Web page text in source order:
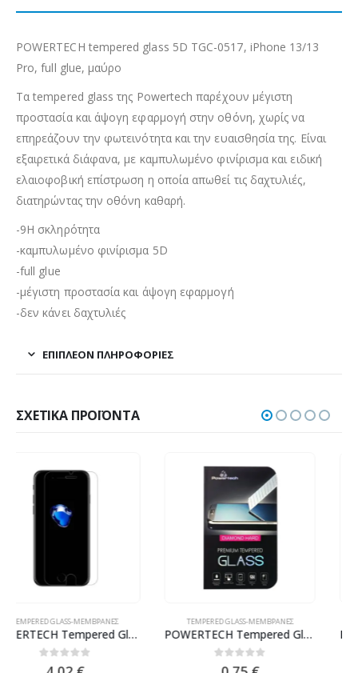
POWERTECH tempered glass 5D TGC-0517, iPhone 13/13
Pro, full glue, μαύρο
Τα tempered glass της Powertech παρέχουν μέγιστη
προστασία και άψογη εφαρμογή στην οθόνη, χωρίς να
επηρεάζουν την φωτεινότητα και την ευαισθησία της. Είναι
εξαιρετικά διάφανα, με καμπυλωμένο φινίρισμα και ειδική
ελαιοφοβική επίστρωση η οποία απωθεί τις δαχτυλιές,
διατηρώντας την οθόνη καθαρή.
-9H σκληρότητα
-καμπυλωμένο φινίρισμα 5D
-full glue
-μέγιστη προστασία και άψογη εφαρμογή
-δεν κάνει δαχτυλιές
ΕΠΙΠΛΈΟΝ ΠΛΗΡΟΦΟΡΊΕΣ
ΣΧΕΤΙΚΆ ΠΡΟΪΌΝΤΑ
TEMPERED GLASS-ΜΕΜΒΡΆΝΕΣ
0 out of 5
TEMPERED GLASS-ΜΕΜΒΡΆΝΕΣ
0 out of 5